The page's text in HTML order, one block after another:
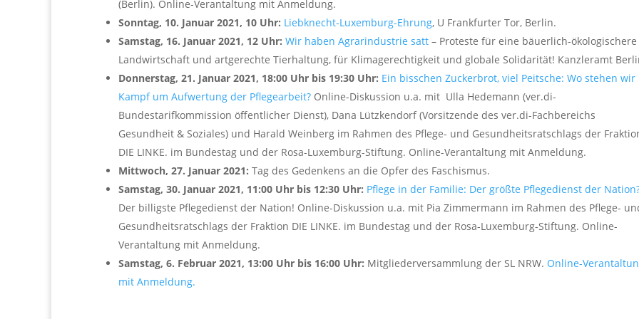
(Berlin). Online-Verantaltung mit Anmeldung.
Sonntag, 10. Januar 2021, 10 Uhr: Liebknecht-Luxemburg-Ehrung, U Frankfurter Tor, Berlin.
Samstag, 16. Januar 2021, 12 Uhr: Wir haben Agrarindustrie satt – Proteste für eine bäuerlich-ökologischere
Landwirtschaft und artgerechte Tierhaltung, für Klimagerechtigkeit und globale Solidarität! Kanzleramt
Donnerstag, 21. Januar 2021, 18:00 Uhr bis 19:30 Uhr: Ein bisschen Zuckerbrot, viel Peitsche: Wo stehen wir
Kampf um Aufwertung der Pflegearbeit? Online-Diskussion u.a. mit Ulla Hedemann (ver.di-
Bundestarifkommission öffentlicher Dienst), Dana Lützkendorf (Vorsitzende des ver.di-Fachbereichs
Gesundheit & Soziales) und Harald Weinberg im Rahmen des Pflege- und Gesundheitsratschlags der
DIE LINKE. im Bundestag und der Rosa-Luxemburg-Stiftung. Online-Verantaltung mit Anmeldung.
Mittwoch, 27. Januar 2021: Tag des Gedenkens an die Opfer des Faschismus.
Samstag, 30. Januar 2021, 11:00 Uhr bis 12:30 Uhr: Pflege in der Familie: Der größte Pflegedienst der
Der billigste Pflegedienst der Nation! Online-Diskussion u.a. mit Pia Zimmermann im Rahmen des Pflege-
Gesundheitsratschlags der Fraktion DIE LINKE. im Bundestag und der Rosa-Luxemburg-Stiftung. Online-
Verantaltung mit Anmeldung.
Samstag, 6. Februar 2021, 13:00 Uhr bis 16:00 Uhr: Mitgliederversammlung der SL NRW. Online-
mit Anmeldung.